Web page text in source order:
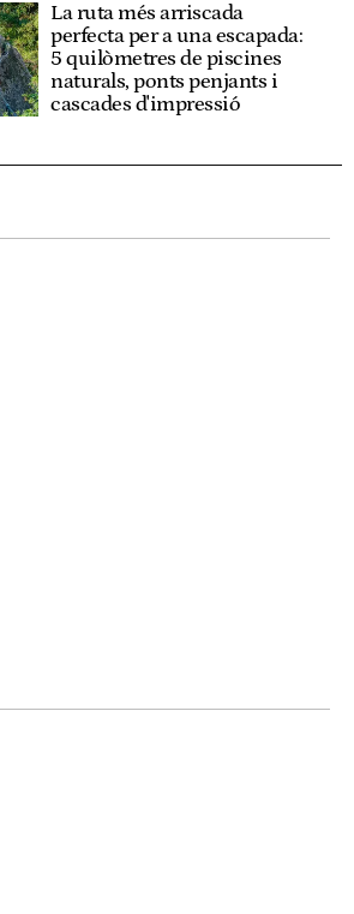
La ruta més arriscada
perfecta per a una escapada:
5 quilòmetres de piscines
naturals, ponts penjants i
cascades d'impressió